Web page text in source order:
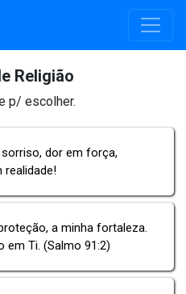
Religião
p/ escolher.
dor em força,
realidade!
a minha fortaleza.
em Ti. (Salmo 91:2)